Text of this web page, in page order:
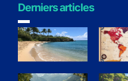
Derniers articles